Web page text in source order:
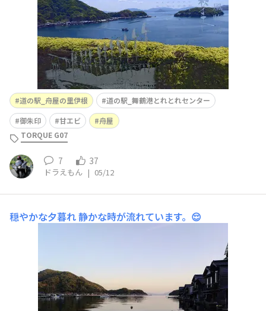
道の駅_舟屋の里伊根
道の駅_舞鶴港とれとれセンター
御朱印
甘エビ
舟屋
TORQUE G07
7 37
ドラえもん | 05/12
穏やかな夕暮れ静かな時が流れています。😌